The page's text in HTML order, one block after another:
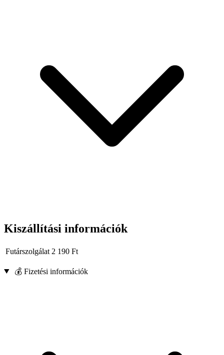
Kiszállítási információk
Futárszolgálat 2 190 Ft
💰 Fizetési információk